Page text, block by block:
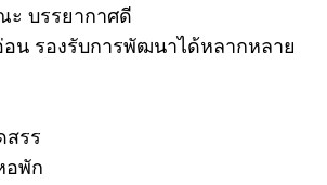
ะ บรรยากาศดี
อน รองรับการพัฒนาได้หลากหลาย
สรร
อพัก